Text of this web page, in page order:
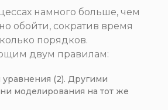
намного больше, чем
обойти, сократив время
порядков.
двум правилам:
(2). Другими
моделирования на тот же